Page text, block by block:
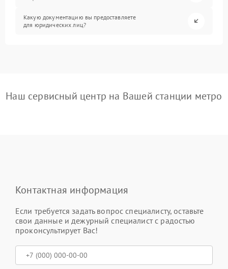
Какую документацию вы предоставляете
для юридических лиц?
Наш сервисный центр на Вашей станции метро
Контактная информация
Если требуется задать вопрос специалисту, оставьте
свои данные и дежурный специалист с радостью
проконсультирует Вас!